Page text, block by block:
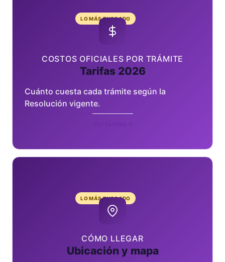
LO MÁS BUSCADO
COSTOS OFICIALES POR TRÁMITE
Tarifas 2026
Cuánto cuesta cada trámite según la
Resolución vigente.
LO MÁS BUSCADO
CÓMO LLEGAR
Ubicación y mapa